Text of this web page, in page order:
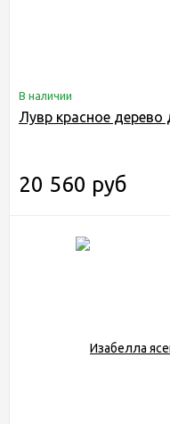
В наличии
Лувр красное дерево
20 560 руб